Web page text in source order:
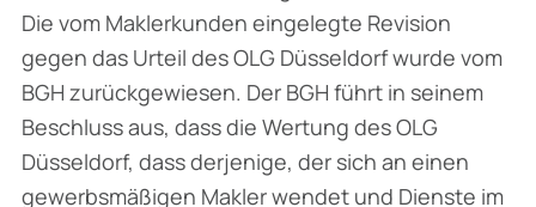
Die vom Maklerkunden eingelegte Revision
gegen das Urteil des OLG Düsseldorf wurde vom
BGH zurückgewiesen. Der BGH führt in seinem
Beschluss aus, dass die Wertung des OLG
Düsseldorf, dass derjenige, der sich an einen
gewerbsmäßigen Makler wendet und Dienste im